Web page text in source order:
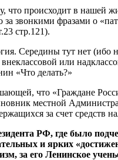
что происходит в нашей
за звонкими фразами о
стр.121).
Середины тут нет
или
«Что делать?»
что «Граждане
местной
за счет средств
РФ, где было
и ярких
за его Ленинское